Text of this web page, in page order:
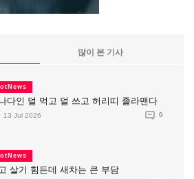
많이 본 기사
다인 덜 먹고 덜 쓰고 허리띠 졸라맨다
13 Jul 2026 0
살기 힘든데 새차는 큰 부담